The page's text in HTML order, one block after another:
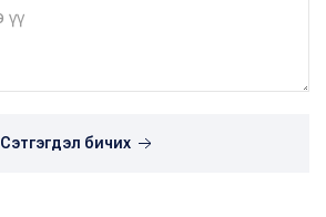
Сэтгэгдэл бичих